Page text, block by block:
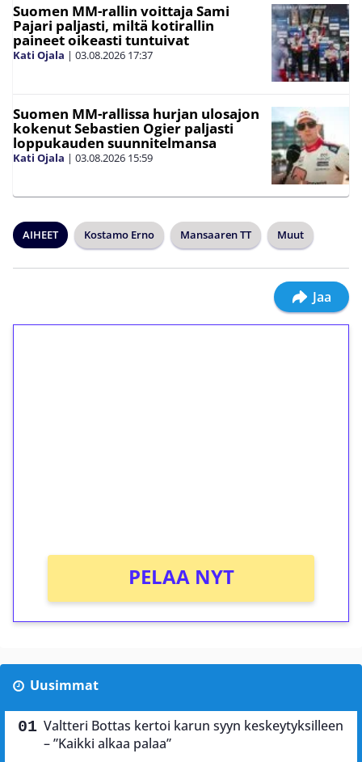
Suomen MM-rallin voittaja Sami
Pajari paljasti, miltä kotirallin
paineet oikeasti tuntuivat
Kati Ojala | 03.08.2026 17:37
Suomen MM-rallissa hurjan ulosajon
kokenut Sebastien Ogier paljasti
loppukauden suunnitelmansa
Kati Ojala | 03.08.2026 15:59
AIHEET Kostamo Erno Mansaaren TT Muut
Jaa
PELAA NYT
Uusimmat
Valtteri Bottas kertoi karun syyn keskeytyksilleen
– ”Kaikki alkaa palaa”